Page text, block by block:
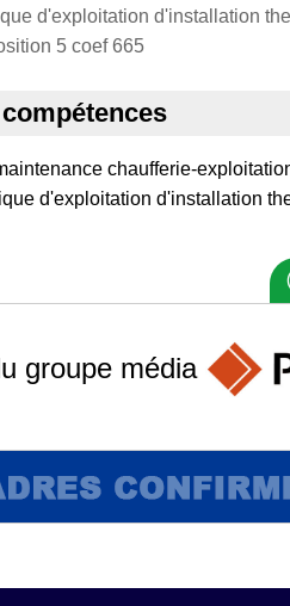
d'exploitation d'installation
5 coef 665
chaufferie-
d'exploitation d'installation
groupe média